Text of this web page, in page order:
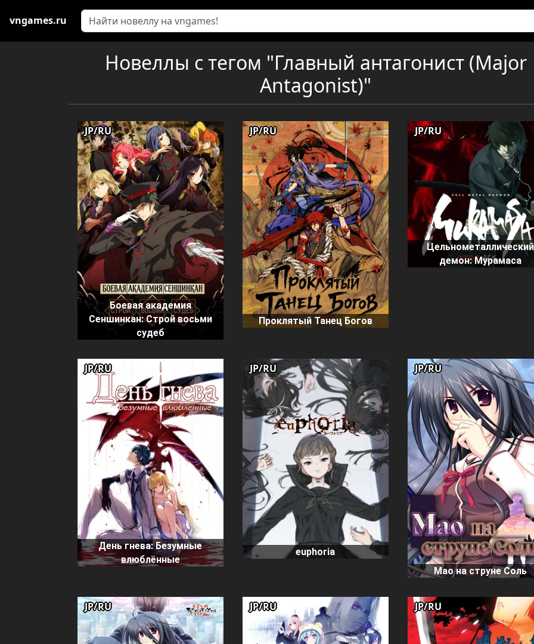
vngames.ru
Новеллы с тегом "Главный антагонист (Major
Antagonist)"
Боевая академия
Сеншинкан: Строй восьми
судеб
JP/RU
Проклятый Танец Богов
JP/RU
Цельнометаллический
демон: Мурамаса
JP/RU
День гнева: Безумные
влюблённые
JP/RU
euphoria
JP/RU
Мао на струне Соль
JP/RU
JP/RU JP/RU JP/RU